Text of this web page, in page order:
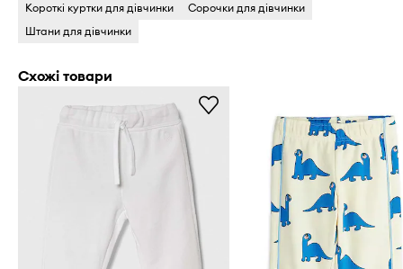
Короткі куртки для дівчинки
Сорочки для дівчинки
Штани для дівчинки
Схожі товари